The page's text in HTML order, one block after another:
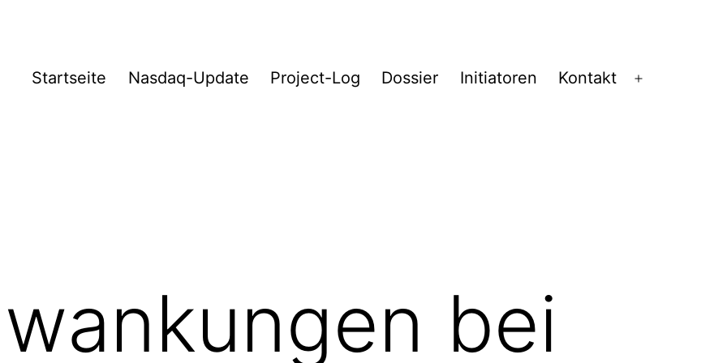
Startseite Nasdaq-Update Project-Log Dossier Initiatoren Kontakt
bei